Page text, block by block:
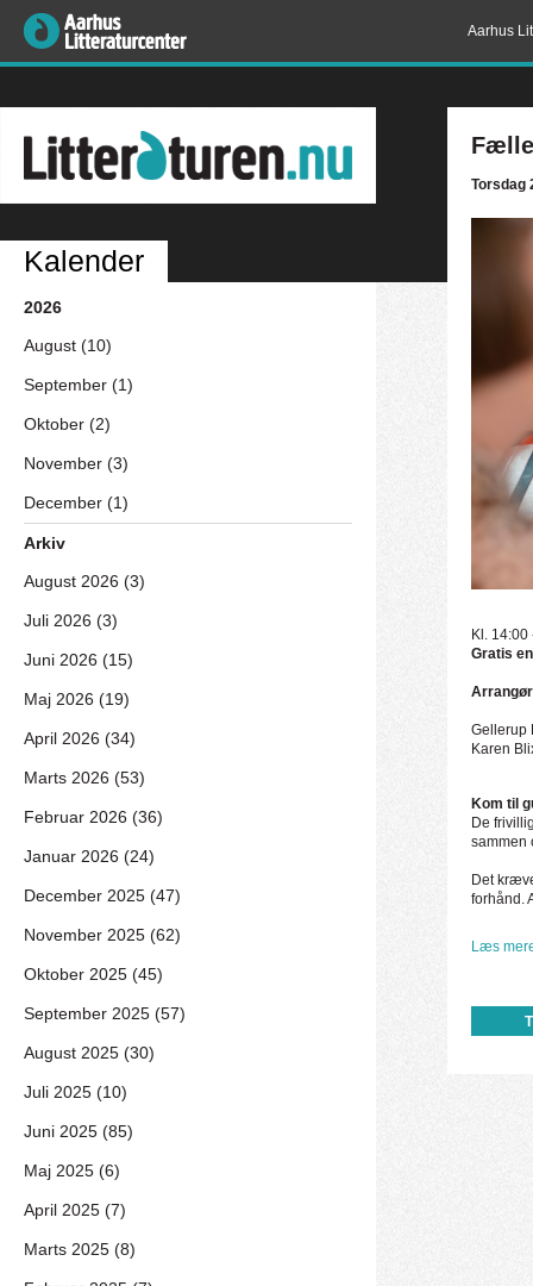
Aarhus
Torsdag
Kl. 14:00
Gratis
Gellerup
Karen
Kom til
De
sammen
Det
forhånd.
Læs
Kalender
2026
August (10)
September (1)
Oktober (2)
November (3)
December (1)
Arkiv
August 2026 (3)
Juli 2026 (3)
Juni 2026 (15)
Maj 2026 (19)
April 2026 (34)
Marts 2026 (53)
Februar 2026 (36)
Januar 2026 (24)
December 2025 (47)
November 2025 (62)
Oktober 2025 (45)
September 2025 (57)
August 2025 (30)
Juli 2025 (10)
Juni 2025 (85)
Maj 2025 (6)
April 2025 (7)
Marts 2025 (8)